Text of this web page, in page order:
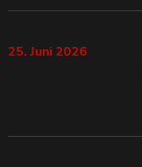
25. Juni 2026